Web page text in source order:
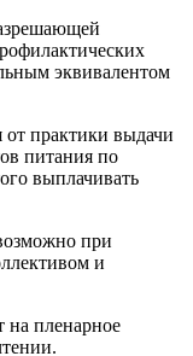
эквивалентом
от практики выдачи
питания по
выплачивать
при
и
на пленарное